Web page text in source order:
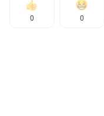
0 0